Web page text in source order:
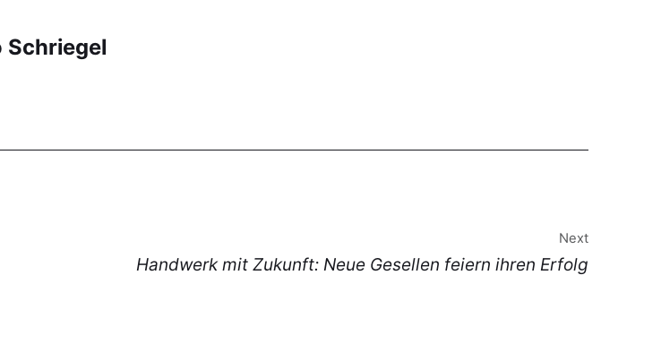
Schriegel
Next
Handwerk mit Zukunft: Neue Gesellen feiern ihren Erfolg